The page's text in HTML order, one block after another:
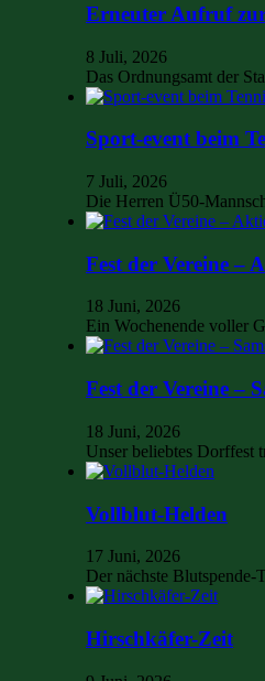
Erneuter Aufruf
8 Juli, 2026
Das Ordnungsamt der
Sport-event beim
7 Juli, 2026
Die Herren Ü50-
Fest der Vereine –
18 Juni, 2026
Ein Wochenende voller
Fest der Vereine –
18 Juni, 2026
Unser beliebtes Dorffest
Vollblut-Helden
17 Juni, 2026
Der nächste
Hirschkäfer-Zeit